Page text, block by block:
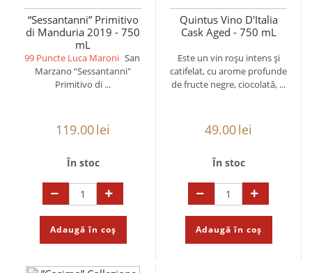
“Sessantanni” Primitivo
di Manduria 2019 - 750
mL
99 Puncte Luca Maroni San
Marzano “Sessantanni"
Primitivo di ...
119.00lei
În stoc
Adaugă în coș
Quintus Vino D'Italia
Cask Aged - 750 mL
Este un vin roșu intens și
catifelat, cu arome profunde
de fructe negre, ciocolată, ...
49.00lei
În stoc
Adaugă în coș